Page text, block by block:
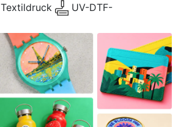
Textildruck
UV-DTF-